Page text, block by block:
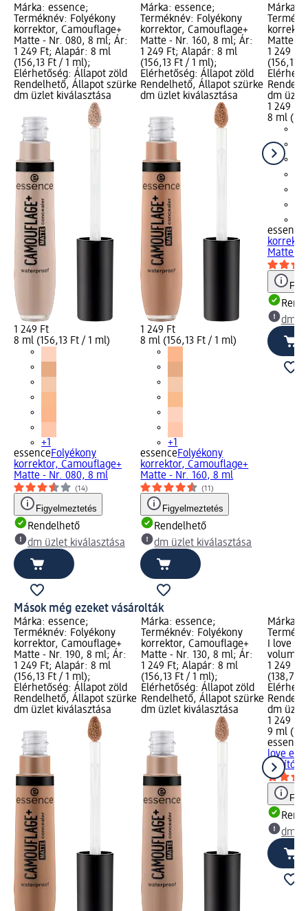
Márka: essence;
Terméknév: Folyékony
korrektor, Camouflage+
Matte - Nr. 080, 8 ml; Ár:
1 249 Ft; Alapár: 8 ml
(156,13 Ft / 1 ml);
Elérhetőség: Állapot zöld
Rendelhető, Állapot szürke
dm üzlet kiválasztása
1 249 Ft
8 ml (156,13 Ft / 1 ml)
+1
essenceFolyékony
korrektor, Camouflage+
Matte - Nr. 080, 8 ml
(14)
Figyelmeztetés
Rendelhető
dm üzlet kiválasztása
Márka: essence;
Terméknév: Folyékony
korrektor, Camouflage+
Matte - Nr. 160, 8 ml; Ár:
1 249 Ft; Alapár: 8 ml
(156,13 Ft / 1 ml);
Elérhetőség: Állapot zöld
Rendelhető, Állapot szürke
dm üzlet kiválasztása
1 249 Ft
8 ml (156,13 Ft / 1 ml)
+1
essenceFolyékony
korrektor, Camouflage+
Matte - Nr. 160, 8 ml
(11)
Figyelmeztetés
Rendelhető
dm üzlet kiválasztása
Márka:
Matte -
1 249
(156,13
dm
1 249 Ft
8 ml
essence
Matte -
dm
Mások még ezeket vásárolták
Márka: essence;
Terméknév: Folyékony
korrektor, Camouflage+
Matte - Nr. 190, 8 ml; Ár:
1 249 Ft; Alapár: 8 ml
(156,13 Ft / 1 ml);
Elérhetőség: Állapot zöld
Rendelhető, Állapot szürke
dm üzlet kiválasztása
Márka: essence;
Terméknév: Folyékony
korrektor, Camouflage+
Matte - Nr. 130, 8 ml; Ár:
1 249 Ft; Alapár: 8 ml
(156,13 Ft / 1 ml);
Elérhetőség: Állapot zöld
Rendelhető, Állapot szürke
dm üzlet kiválasztása
Márka:
I love
volume
1 249
(138,78
dm
1 249 Ft
9 ml
essence
love
dúsító,
dm